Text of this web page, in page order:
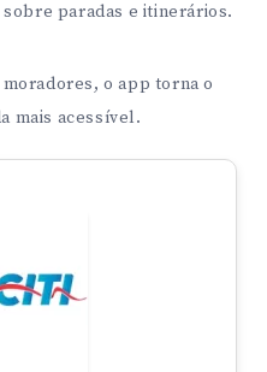
paradas e itinerários.
o app torna o
mais acessível.